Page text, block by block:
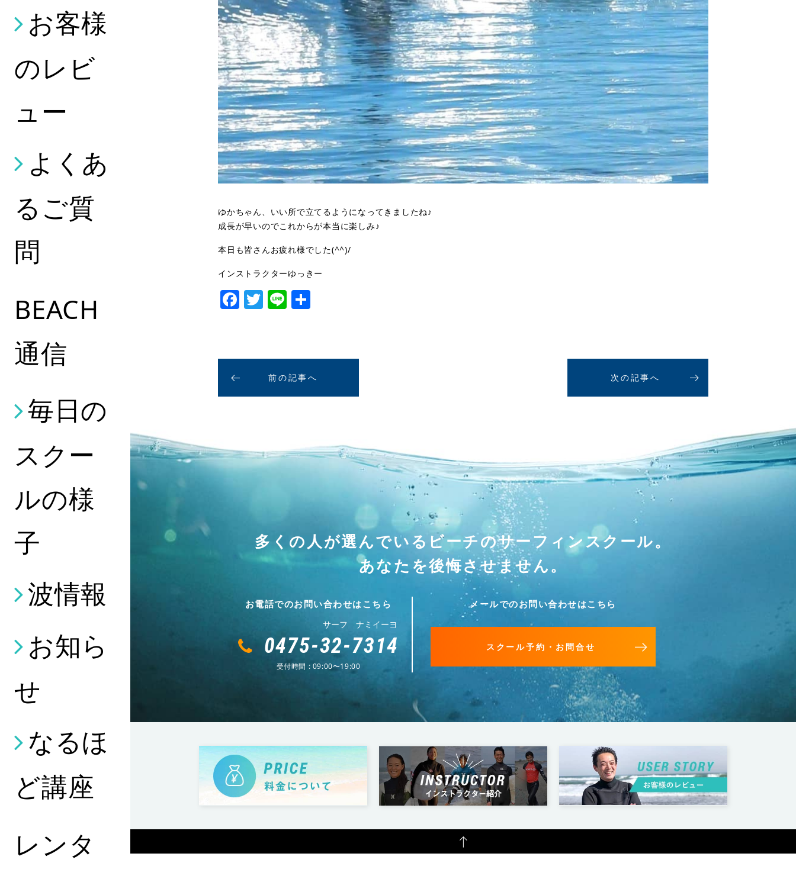
お客様
のレビ
ュー
よくあ
るご質
問
BEACH
通信
毎日の
スクー
ルの様
子
波情報
お知ら
せ
なるほ
ど講座
レンタ
ゆかちゃん、いい所で立てるようになってきましたね♪
成長が早いのでこれからが本当に楽しみ♪
本日も皆さんお疲れ様でした(^^)/
インストラクターゆっきー
Facebook
Twitter
Line
前の記事へ 次の記事へ
多くの人が選んでいるビーチのサーフィンスクール。
あなたを後悔させません。
お電話でのお問い合わせはこちら
サーフ ナミイーヨ
0475-32-7314
受付時間 : 09:00〜19:00
メールでのお問い合わせはこちら
スクール予約・お問合せ